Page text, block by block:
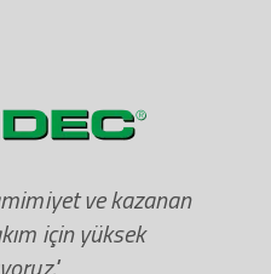
ve kazanan
için yüksek